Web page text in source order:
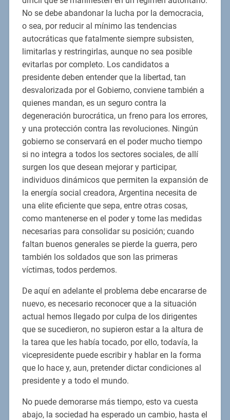
No se debe abandonar la lucha por la democracia,
o sea, por reducir al mínimo las tendencias
autocráticas que fatalmente siempre subsisten,
limitarlas y restringirlas, aunque no sea posible
evitarlas por completo. Los candidatos a
presidente deben entender que la libertad, tan
desvalorizada por el Gobierno, conviene también a
quienes mandan, es un seguro contra la
degeneración burocrática, un freno para los errores,
y una protección contra las revoluciones. Ningún
gobierno se conservará en el poder mucho tiempo
si no integra a todos los sectores sociales, de allí
surgen los que desean mejorar y participar,
individuos dinámicos que permiten la expansión de
la energía social creadora, Argentina necesita de
una elite eficiente que sepa, entre otras cosas,
como mantenerse en el poder y tome las medidas
necesarias para consolidar su posición; cuando
faltan buenos generales se pierde la guerra, pero
también los soldados que son las primeras
víctimas, todos perdemos.
De aquí en adelante el problema debe encararse de
nuevo, es necesario reconocer que a la situación
actual hemos llegado por culpa de los dirigentes
que se sucedieron, no supieron estar a la altura de
la tarea que les había tocado, por ello, todavía, la
vicepresidente puede escribir y hablar en la forma
que lo hace y, aun, pretender dictar condiciones al
presidente y a todo el mundo.
No puede demorarse más tiempo, esto va cuesta
abajo, la sociedad ha esperado un cambio, hasta el